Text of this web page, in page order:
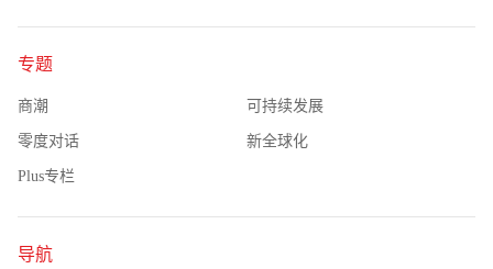
专题
商潮 可持续发展
零度对话 新全球化
Plus专栏
导航